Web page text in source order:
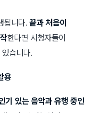
됩니다. 끝과 처음이
한다면 시청자들이
습니다.
용
기 있는 음악과 유행 중인